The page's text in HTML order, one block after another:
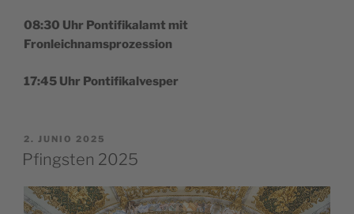
08:30 Uhr Pon­ti­fi­ka­lamt mit
Fronleichnamsprozession
17:45 Uhr Pontifikalvesper
PUBLICADO
EL
2. JUNIO 2025
Pfingsten 2025